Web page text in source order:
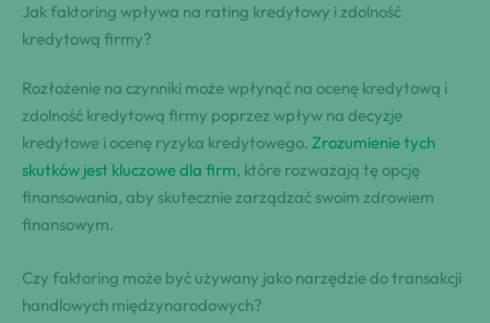
Jak faktoring wpływa na rating kredytowy i zdolność
kredytową firmy?
Rozłożenie na czynniki może wpłynąć na ocenę kredytową i
zdolność kredytową firmy poprzez wpływ na decyzje
kredytowe i ocenę ryzyka kredytowego. Zrozumienie tych
skutków jest kluczowe dla firm, które rozważają tę opcję
finansowania, aby skutecznie zarządzać swoim zdrowiem
finansowym.
Czy faktoring może być używany jako narzędzie do transakcji
handlowych międzynarodowych?